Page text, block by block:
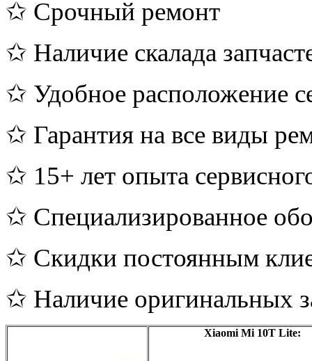
✩ Срочный ремонт
✩ Наличие скалада
✩ Удобное расположение
✩ Гарантия на все виды
✩ 15+ лет опыта
✩ Специализированное
✩ Скидки постоянным
✩ Наличие оригинальных
Xiaomi Mi 10T Lite: